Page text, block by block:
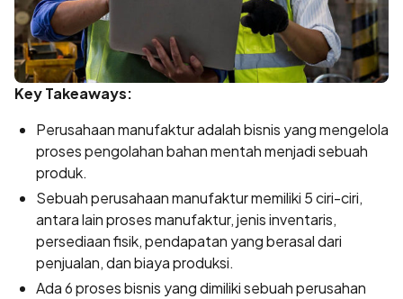
Key Takeaways:
Perusahaan manufaktur adalah bisnis yang mengelola
proses pengolahan bahan mentah menjadi sebuah
produk.
Sebuah perusahaan manufaktur memiliki 5 ciri-ciri,
antara lain proses manufaktur, jenis inventaris,
persediaan fisik, pendapatan yang berasal dari
penjualan, dan biaya produksi.
Ada 6 proses bisnis yang dimiliki sebuah perusahan